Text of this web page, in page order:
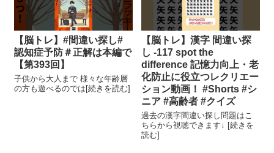
【脳トレ】#間違い探し#
認知症予防＃正解は本編で
【第393回】
子供から大人まで 様々な年齢層
の方も遊べるのでは[続きを読む]
【脳トレ】漢字 間違い探
し -117 spot the
difference 記憶力向上・老
化防止に役立つレクリエー
ション動画！ #Shorts #シ
ニア #高齢者 #クイズ
過去の漢字間違い探し問題はこ
ちらから視聴できます↓ [続きを
読む]